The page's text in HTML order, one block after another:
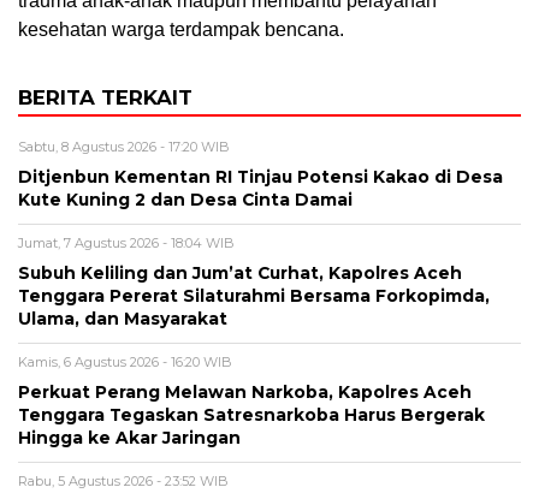
kesehatan warga terdampak bencana.
BERITA TERKAIT
Sabtu, 8 Agustus 2026 - 17:20 WIB
Ditjenbun Kementan RI Tinjau Potensi Kakao di Desa
Kute Kuning 2 dan Desa Cinta Damai
Jumat, 7 Agustus 2026 - 18:04 WIB
Subuh Keliling dan Jum’at Curhat, Kapolres Aceh
Tenggara Pererat Silaturahmi Bersama Forkopimda,
Ulama, dan Masyarakat
Kamis, 6 Agustus 2026 - 16:20 WIB
Perkuat Perang Melawan Narkoba, Kapolres Aceh
Tenggara Tegaskan Satresnarkoba Harus Bergerak
Hingga ke Akar Jaringan
Rabu, 5 Agustus 2026 - 23:52 WIB